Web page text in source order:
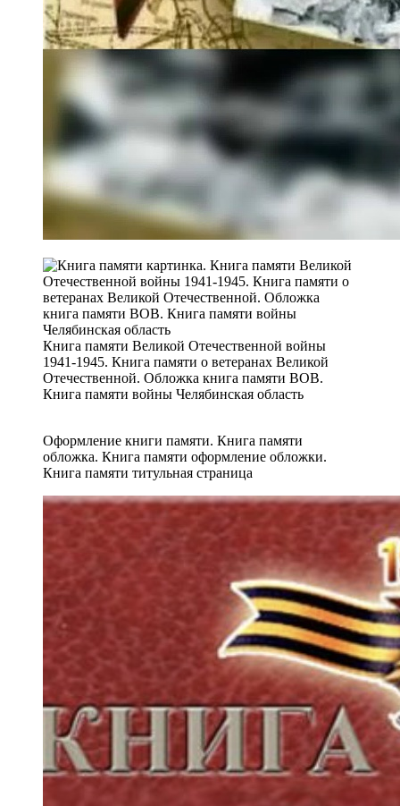
Книга памяти Великой Отечественной войны
1941-1945. Книга памяти о ветеранах Великой
Отечественной. Обложка книга памяти ВОВ.
Книга памяти войны Челябинская область
Оформление книги памяти. Книга памяти
обложка. Книга памяти оформление обложки.
Книга памяти титульная страница